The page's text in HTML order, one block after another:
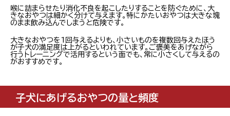
喉に詰まらせたり消化不良を起こしたりすることを防ぐために、大
きなおやつは細かく分けて与えます。特にかたいおやつは大きな塊
のまま飲み込んでしまうと危険です。
大きなおやつを1回与えるよりも、小さいものを複数回与えたほう
が子犬の満足度は上がるといわれています。ご褒美をあげながら
行うトレーニングで活用するという面でも、常に小さくして与えるの
がおすすめです。
子犬にあげるおやつの量と頻度